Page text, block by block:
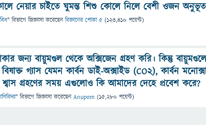
নেয়ার চাইতে ঘুমন্ত শিশু কোলে নিলে বেশী ওজন
" বিভাগে জিজ্ঞাসাকরেছেনবিজ্ঞানের পোকা ৫ (123,410 পয়েন্ট)
জন্য বায়ুমণ্ডল থেকে অক্সিজেন গ্রহণ করি। কিন্তু
গ্যাস যেমন কার্বন ডাই-অক্সাইড (CO2), কার্বন
শ্বাস গ্রহণের সময় এগুলোও কি আমাদের দেহে প্রবেশ করে?
" বিভাগে জিজ্ঞাসাকরেছেনAnupom (15,280 পয়েন্ট)